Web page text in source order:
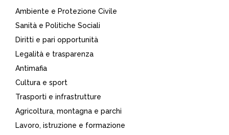
Ambiente e Protezione Civile
Sanità e Politiche Sociali
Diritti e pari opportunità
Legalità e trasparenza
Antimafia
Cultura e sport
Trasporti e infrastrutture
Agricoltura, montagna e parchi
Lavoro, istruzione e formazione